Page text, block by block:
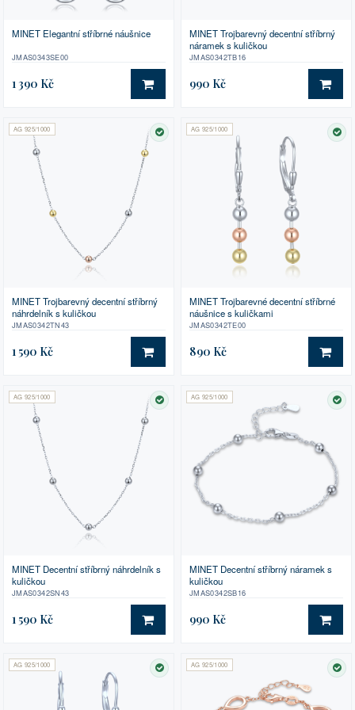
MINET Elegantní stříbrné náušnice
JMAS0343SE00
1 390 Kč DO KOŠÍKU
MINET Trojbarevný decentní stříbrný
náramek s kuličkou
JMAS0342TB16
990 Kč DO
AG 925/1000
SKLADEM
MINET Trojbarevný decentní stříbrný
náhrdelník s kuličkou
JMAS0342TN43
1 590 Kč DO KOŠÍKU
AG 925/1000
MINET Trojbarevné decentní stříbrné
náušnice s kuličkami
JMAS0342TE00
890 Kč DO
AG 925/1000
SKLADEM
MINET Decentní stříbrný náhrdelník s
kuličkou
JMAS0342SN43
1 590 Kč DO KOŠÍKU
AG 925/1000
MINET Decentní stříbrný náramek s
kuličkou
JMAS0342SB16
990 Kč DO
AG 925/1000
SKLADEM
AG 925/1000